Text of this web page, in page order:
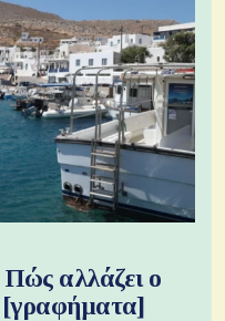
Πώς αλλάζει ο
[γραφήματα]